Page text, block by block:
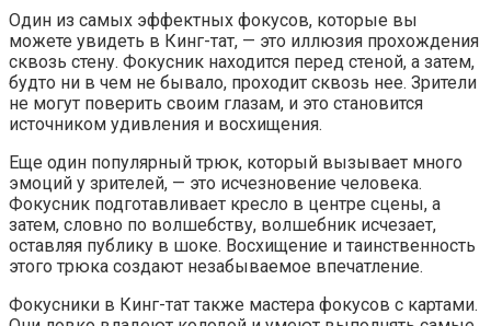
Один из самых эффектных фокусов, которые вы
можете увидеть в Кинг-тат, — это иллюзия прохождения
сквозь стену. Фокусник находится перед стеной, а затем,
будто ни в чем не бывало, проходит сквозь нее. Зрители
не могут поверить своим глазам, и это становится
источником удивления и восхищения.
Еще один популярный трюк, который вызывает много
эмоций у зрителей, — это исчезновение человека.
Фокусник подготавливает кресло в центре сцены, а
затем, словно по волшебству, волшебник исчезает,
оставляя публику в шоке. Восхищение и таинственность
этого трюка создают незабываемое впечатление.
Фокусники в Кинг-тат также мастера фокусов с картами.